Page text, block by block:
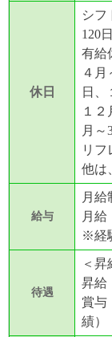
休日
シフ
120日
有
４
日
１
月
リ
他は
給与
月給
月給
※経
待遇
＜昇
昇
賞
績）